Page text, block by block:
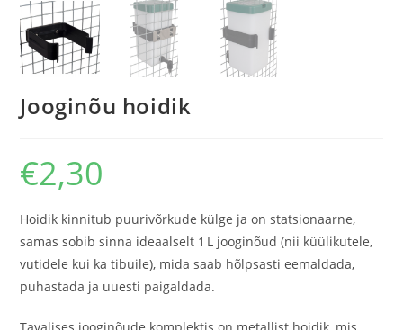
Jooginõu hoidik
€2,30
Hoidik kinnitub puurivõrkude külge ja on statsionaarne,
samas sobib sinna ideaalselt 1 L jooginõud (nii küülikutele,
vutidele kui ka tibuile), mida saab hõlpsasti eemaldada,
puhastada ja uuesti paigaldada.